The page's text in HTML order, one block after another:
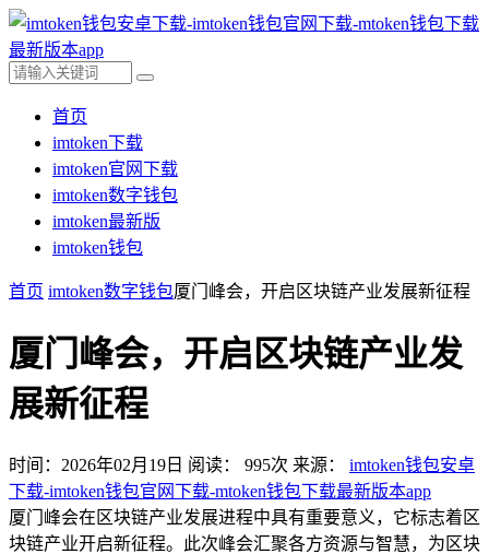
首页
imtoken下载
imtoken官网下载
imtoken数字钱包
imtoken最新版
imtoken钱包
首页 imtoken数字钱包厦门峰会，开启区块链产业发展新征程
厦门峰会，开启区块链产业发
展新征程
时间：2026年02月19日 阅读： 995次 来源： imtoken钱包安卓
下载-imtoken钱包官网下载-mtoken钱包下载最新版本app
厦门峰会在区块链产业发展进程中具有重要意义，它标志着区
块链产业开启新征程。此次峰会汇聚各方资源与智慧，为区块